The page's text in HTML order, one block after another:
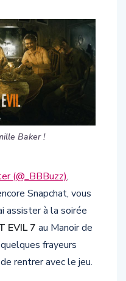
Baker !
(@_BBBuzz),
Snapchat, vous
assister à la soirée
EVIL 7 au Manoir de
frayeurs
rentrer avec le jeu.